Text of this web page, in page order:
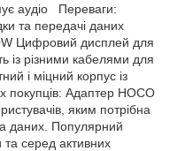
аудіо Переваги:
та передачі даних
Цифровий дисплей для
із різними кабелями для
і міцний корпус із
покупців: Адаптер HOCO
яким потрібна
даних. Популярний
та серед активних